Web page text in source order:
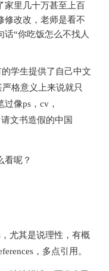
家里几十万甚至上百
修改改，老师是看不
话“你吃饭怎么不找人
学生提供了自己中文
格意义上来说就只
像ps，cv，
文书造假的中国
看呢？
尤其是说理性，有概
，多点引用。